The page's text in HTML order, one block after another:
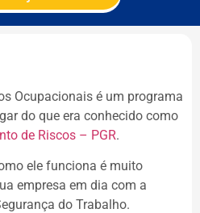
Ocupacionais é um programa
do que era conhecido como
de Riscos – PGR.
ele funciona é muito
empresa em dia com a
do Trabalho.